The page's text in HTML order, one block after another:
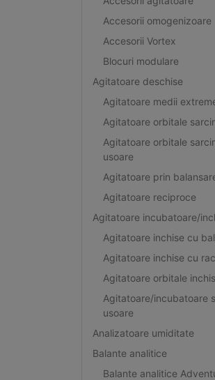
Accesorii omogenizoare
Accesorii Vortex
Blocuri modulare
Agitatoare deschise
Agitatoare medii
Agitatoare orbitale
Agitatoare orbitale
usoare
Agitatoare prin
Agitatoare reciproce
Agitatoare incubatoare/
Agitatoare inchise cu
Agitatoare inchise cu
Agitatoare orbitale
Agitatoare/incubatoare
usoare
Analizatoare umiditate
Balante analitice
Balante analitice